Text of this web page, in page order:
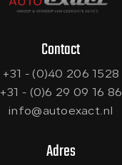
Contact
+31 - (0)40 206 1528
+31 - (0)6 29 09 16 86
info@autoexact.nl
Adres